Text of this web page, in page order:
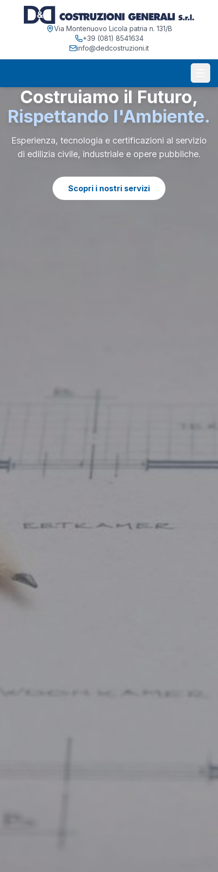
Via Montenuovo Licola patria n. 131/B
+39 (081) 8541634
info@dedcostruzioni.it
Costruiamo il Futuro,
Rispettando l'Ambiente.
Esperienza, tecnologia e certificazioni al servizio
di edilizia civile, industriale e opere pubbliche.
Scopri i nostri servizi